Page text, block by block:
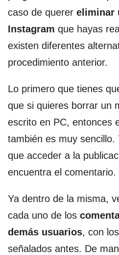
caso de querer eliminar
Instagram que hayas
existen diferentes
procedimiento anterior.
Lo primero que tienes
que si quieres borrar un
escrito en PC, entonces
también es muy sencillo.
que acceder a la
encuentra el comentario.
Ya dentro de la misma,
cada uno de los
demás usuarios, con
señalados antes. De